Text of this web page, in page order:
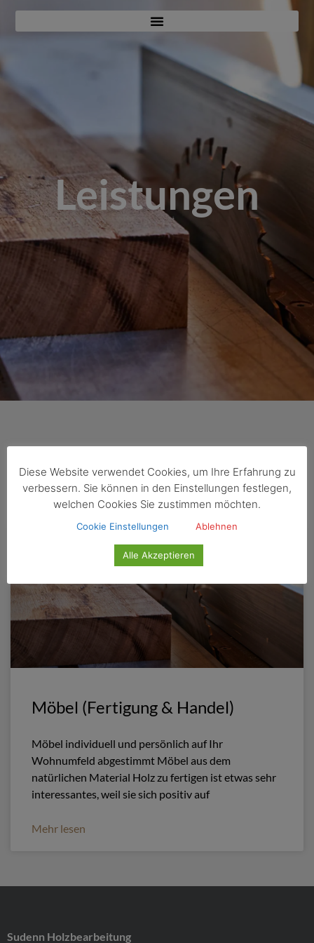
Leistungen
Schlagwort: Tier
Möbel (Fertigung & Handel)
Möbel individuell und persönlich auf Ihr
Wohnumfeld abgestimmt Möbel aus dem
natürlichen Material Holz zu fertigen ist etwas sehr
interessantes, weil sie sich positiv auf
Mehr lesen
Sudenn Holzbearbeitung
Diese Website verwendet Cookies, um Ihre Erfahrung zu
verbessern. Sie können in den Einstellungen festlegen,
welchen Cookies Sie zustimmen möchten.
Cookie Einstellungen Ablehnen
Alle Akzeptieren